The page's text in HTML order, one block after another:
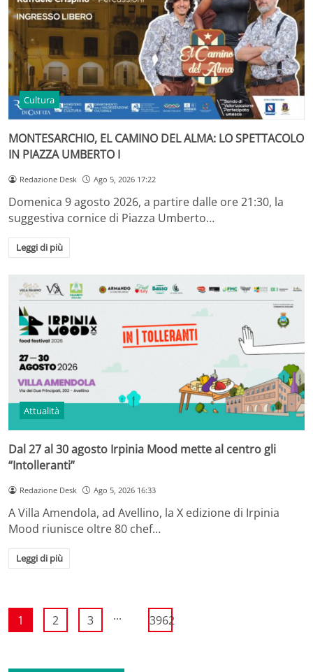
Cultura
MONTESARCHIO, EL CAMINO DEL ALMA: LO SPETTACOLO
IN PIAZZA UMBERTO I
Redazione Desk Ago 5, 2026 17:22
Domenica 9 agosto 2026, a partire dalle ore 21:30, la
suggestiva cornice di Piazza Umberto…
Leggi di più
Attualità
Dal 27 al 30 agosto Irpinia Mood mette al centro gli
“Intolleranti”
Redazione Desk Ago 5, 2026 16:33
A Villa Amendola, ad Avellino, la X edizione di Irpinia
Mood riunisce oltre 80 chef…
Leggi di più
1 2 3 ... 3962